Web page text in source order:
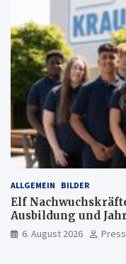
ALLGEMEIN BILDER
Elf
Ausbildung und
6. August 2026